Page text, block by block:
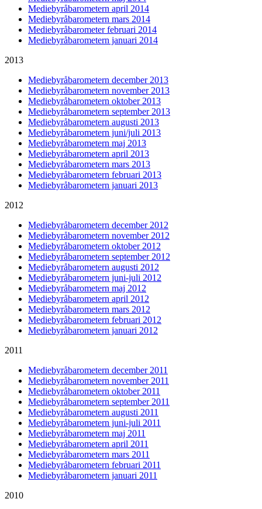
Mediebyråbarometern april 2014
Mediebyråbarometern mars 2014
Mediebyråbarometer februari 2014
Mediebyråbarometern januari 2014
2013
Mediebyråbarometern december 2013
Mediebyråbarometern november 2013
Mediebyråbarometern oktober 2013
Mediebyråbarometern september 2013
Mediebyråbarometern augusti 2013
Mediebyråbarometern juni/juli 2013
Mediebyråbarometern maj 2013
Mediebyråbarometern april 2013
Mediebyråbarometern mars 2013
Mediebyråbarometern februari 2013
Mediebyråbarometern januari 2013
2012
Mediebyråbarometern december 2012
Mediebyråbarometern november 2012
Mediebyråbarometern oktober 2012
Mediebyråbarometern september 2012
Mediebyråbarometern augusti 2012
Mediebyråbarometern juni-juli 2012
Mediebyråbarometern maj 2012
Mediebyråbarometern april 2012
Mediebyråbarometern mars 2012
Mediebyråbarometern februari 2012
Mediebyråbarometern januari 2012
2011
Mediebyråbarometern december 2011
Mediebyråbarometern november 2011
Mediebyråbarometern oktober 2011
Mediebyråbarometern september 2011
Mediebyråbarometern augusti 2011
Mediebyråbarometern juni-juli 2011
Mediebyråbarometern maj 2011
Mediebyråbarometern april 2011
Mediebyråbarometern mars 2011
Mediebyråbarometern februari 2011
Mediebyråbarometern januari 2011
2010